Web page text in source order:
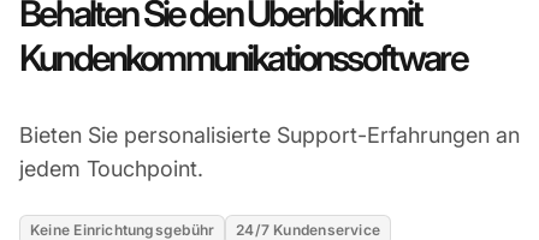
Behalten Sie den Überblick mit
Kundenkommunikationssoftware
Bieten Sie personalisierte Support-Erfahrungen an
jedem Touchpoint.
Keine Einrichtungsgebühr
24/7 Kundenservice